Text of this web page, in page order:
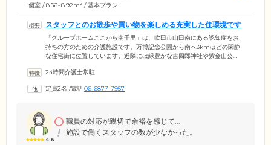
個室 / 8.56~8.92m2 / 基本プラン
スタッフとのお散歩や買い物を楽しめる充実した住環境です
「グループホームここから南千里」は、吹田市山田南にある認知症をお
持ちの方のための介護施設です。万博記念公園から南へ3kmほどの閑静
な住宅街に位置しています。近隣には緑豊かな吉四郎神社や紫金山公
ラッグストアへは、スタッフと一緒に日用品の買い物に出かけていただ
地域密着型の施設。認知症ケアの経験豊富なスタッフが24時間365日常駐
サポートいたします。
24時間介護士常駐
定員2名 /電話06-6877-7957
4.6
職員の対応が親切で余裕を感じて...
施設で働くスタッフの数が少なかった。